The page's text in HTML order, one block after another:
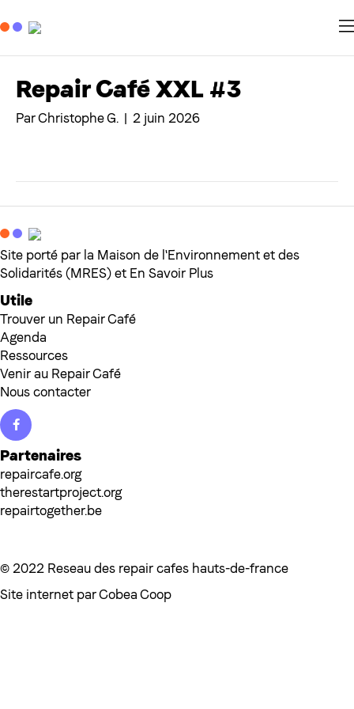
Repair Café XXL #3
ParChristophe G. | 2 juin 2026
Site porté par la Maison de l'Environnement et des
Solidarités (MRES) et En Savoir Plus
Utile
Trouver un Repair Café
Agenda
Ressources
Venir au Repair Café
Nous contacter
Facebook
Partenaires
repaircafe.org
therestartproject.org
repairtogether.be
© 2022 Reseau des repair cafes hauts-de-france
Site internet parCobea Coop